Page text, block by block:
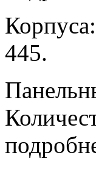
445.